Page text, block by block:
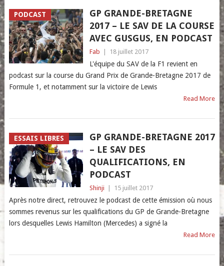
PODCAST
GP GRANDE-BRETAGNE
2017 – LE SAV DE LA COURSE
AVEC GUSGUS, EN PODCAST
Fab 18 juillet 2017
L'équipe du SAV de la F1 revient en
podcast sur la course du Grand Prix de Grande-Bretagne 2017 de
Formule 1, et notamment sur la victoire de Lewis
Read More
ESSAIS LIBRES
GP GRANDE-BRETAGNE 2017
– LE SAV DES
QUALIFICATIONS, EN
PODCAST
Shinji 15 juillet 2017
Après notre direct, retrouvez le podcast de cette émission où nous
sommes revenus sur les qualifications du GP de Grande-Bretagne
lors desquelles Lewis Hamilton (Mercedes) a signé la
Read More